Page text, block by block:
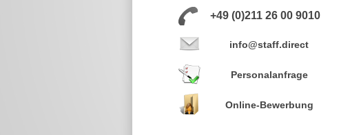
+49 (0)211 26 00 9010
info@staff.direct
Personalanfrage
Online-Bewerbung